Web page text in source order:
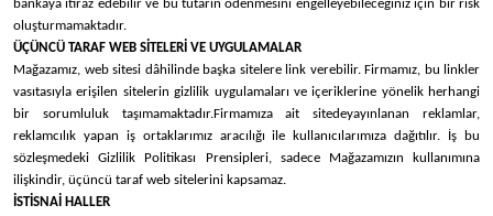
bankaya itiraz edebilir ve bu tutarın ödenmesini engelleyebileceğiniz için bir risk
oluşturmamaktadır.
ÜÇÜNCÜ TARAF WEB SİTELERİ VE UYGULAMALAR
Mağazamız, web sitesi dâhilinde başka sitelere link verebilir. Firmamız, bu linkler
vasıtasıyla erişilen sitelerin gizlilik uygulamaları ve içeriklerine yönelik herhangi
bir sorumluluk taşımamaktadır.Firmamıza ait sitedeyayınlanan reklamlar,
reklamcılık yapan iş ortaklarımız aracılığı ile kullanıcılarımıza dağıtılır. İş bu
sözleşmedeki Gizlilik Politikası Prensipleri, sadece Mağazamızın kullanımına
ilişkindir, üçüncü taraf web sitelerini kapsamaz.
İSTİSNAİ HALLER